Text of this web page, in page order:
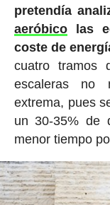
pretendía
aeróbicolas
coste de
cuatro tramos
escaleras no
extrema, pues
un 30-35% de
menor tiempo